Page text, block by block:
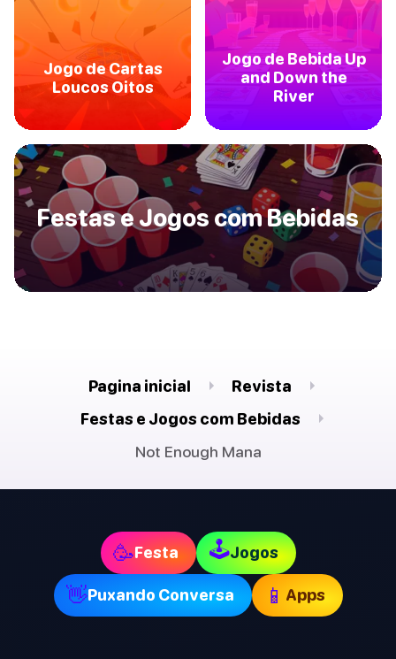
Jogo de Cartas
Loucos Oitos
Jogo de Bebida Up
and Down the
River
Festas e Jogos com Bebidas
Pagina inicial
Revista
Festas e Jogos com Bebidas
Not Enough Mana
🥳Festa 🕹Jogos
👋Puxando Conversa 📱 Apps